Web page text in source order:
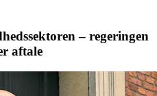
– regeringen
aftale